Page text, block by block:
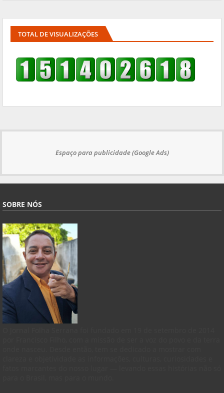
TOTAL DE VISUALIZAÇÕES
Espaço para publicidade (Google Ads)
SOBRE NÓS